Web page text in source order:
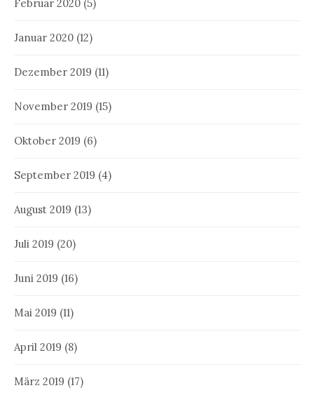
Februar 2020 (5)
Januar 2020 (12)
Dezember 2019 (11)
November 2019 (15)
Oktober 2019 (6)
September 2019 (4)
August 2019 (13)
Juli 2019 (20)
Juni 2019 (16)
Mai 2019 (11)
April 2019 (8)
März 2019 (17)